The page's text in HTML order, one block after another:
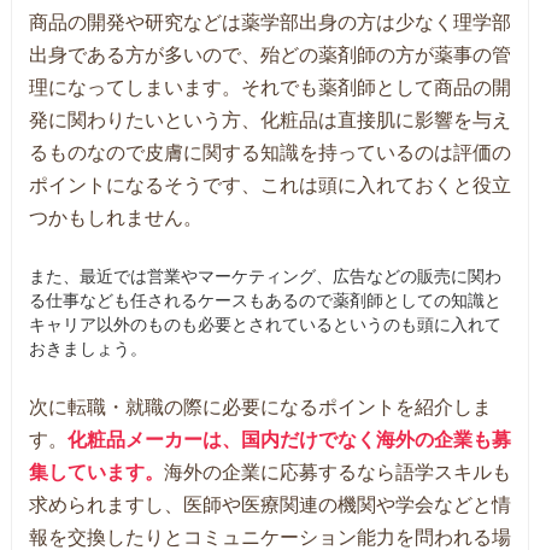
商品の開発や研究などは薬学部出身の方は少なく理学部
出身である方が多いので、殆どの薬剤師の方が薬事の管
理になってしまいます。それでも薬剤師として商品の開
発に関わりたいという方、化粧品は直接肌に影響を与え
るものなので皮膚に関する知識を持っているのは評価の
ポイントになるそうです、これは頭に入れておくと役立
つかもしれません。
また、最近では営業やマーケティング、広告などの販売に関わ
る仕事なども任されるケースもあるので薬剤師としての知識と
キャリア以外のものも必要とされているというのも頭に入れて
おきましょう。
次に転職・就職の際に必要になるポイントを紹介しま
す。 化粧品メーカーは、国内だけでなく海外の企業も募
集しています。 海外の企業に応募するなら語学スキルも
求められますし、医師や医療関連の機関や学会などと情
報を交換したりとコミュニケーション能力を問われる場